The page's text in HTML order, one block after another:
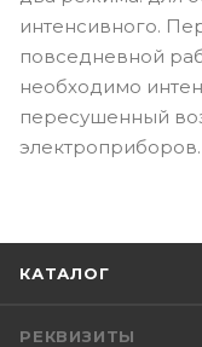
интенсивного.
повседневной
необходимо
пересушенный
электроприборов.
КАТАЛОГ
РЕКВИЗИТЫ